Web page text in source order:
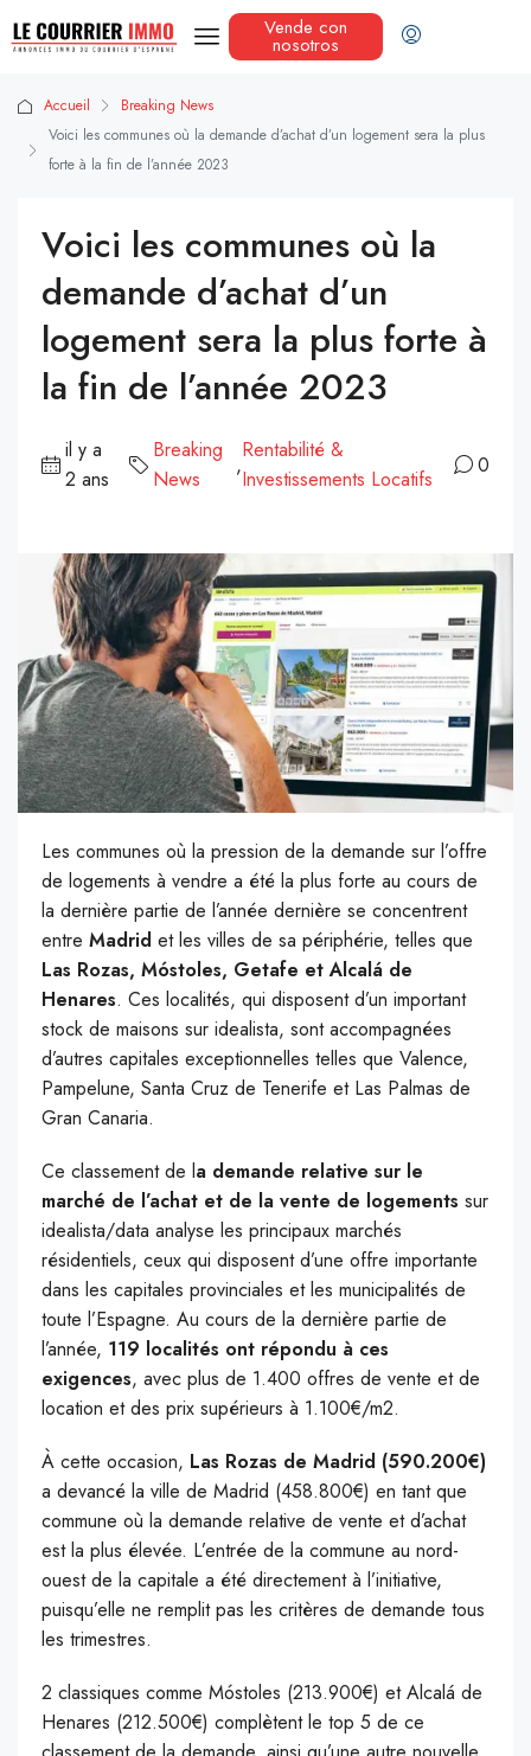
Vende con
nosotros
Accueil
Breaking News
Voici les communes où la demande d’achat d’un logement sera la plus
forte à la fin de l’année 2023
Voici les communes où la
demande d’achat d’un
logement sera la plus forte à
la fin de l’année 2023
il y a
2 ans
Breaking
News
,
Rentabilité &
Investissements Locatifs
0
Les communes où la pression de la demande sur l’offre
de logements à vendre a été la plus forte au cours de
la dernière partie de l’année dernière se concentrent
entre Madrid et les villes de sa périphérie, telles que
Las Rozas, Móstoles, Getafe et Alcalá de
Henares. Ces localités, qui disposent d’un important
stock de maisons sur idealista, sont accompagnées
d’autres capitales exceptionnelles telles que Valence,
Pampelune, Santa Cruz de Tenerife et Las Palmas de
Gran Canaria.
Ce classement de la demande relative sur le
marché de l’achat et de la vente de logements sur
idealista/data analyse les principaux marchés
résidentiels, ceux qui disposent d’une offre importante
dans les capitales provinciales et les municipalités de
toute l’Espagne. Au cours de la dernière partie de
l’année, 119 localités ont répondu à ces
exigences, avec plus de 1.400 offres de vente et de
location et des prix supérieurs à 1.100€/m2.
À cette occasion, Las Rozas de Madrid (590.200€)
a devancé la ville de Madrid (458.800€) en tant que
commune où la demande relative de vente et d’achat
est la plus élevée. L’entrée de la commune au nord-
ouest de la capitale a été directement à l’initiative,
puisqu’elle ne remplit pas les critères de demande tous
les trimestres.
2 classiques comme Móstoles (213.900€) et Alcalá de
Henares (212.500€) complètent le top 5 de ce